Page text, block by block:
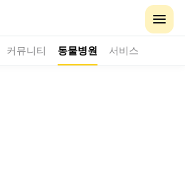
커뮤니티 동물병원 서비스